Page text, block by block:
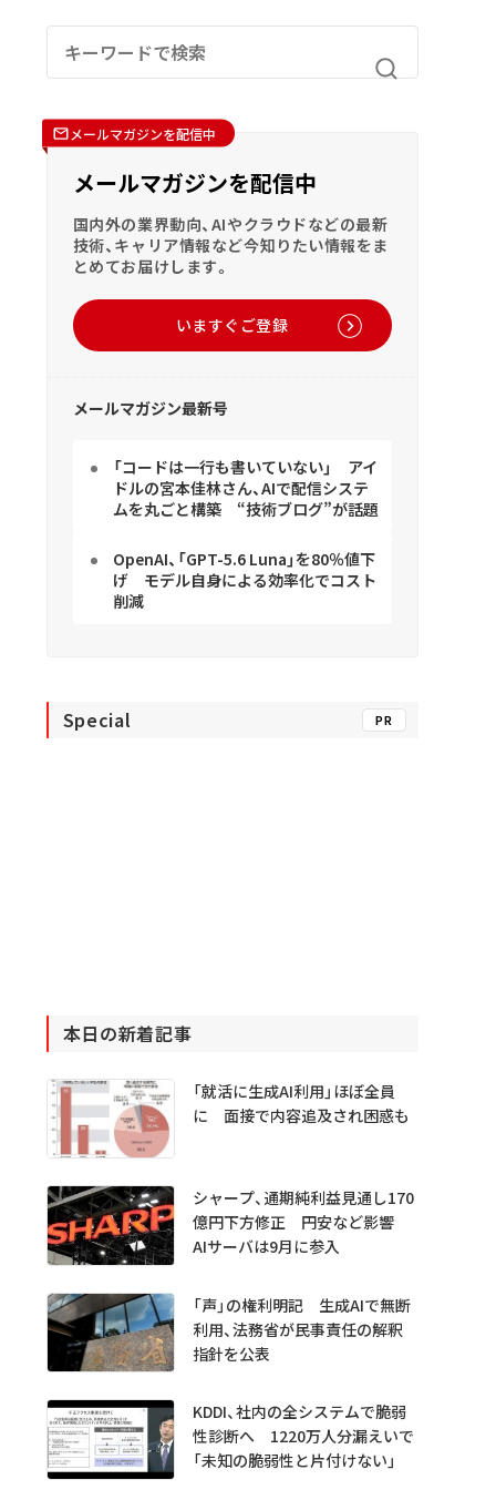
メールマガジンを配信中
メールマガジンを配信中
国内外の業界動向、AIやクラウドなどの最新
技術、キャリア情報など今知りたい情報をま
とめてお届けします。
いますぐご登録
メールマガジン最新号
「コードは一行も書いていない」 アイ
ドルの宮本佳林さん、AIで配信システ
ムを丸ごと構築 “技術ブログ”が話題
OpenAI、「GPT-5.6 Luna」を80％値下
げ モデル自身による効率化でコスト
削減
Special PR
本日の新着記事
「就活に生成AI利用」ほぼ全員
に 面接で内容追及され困惑も
シャープ、通期純利益見通し170
億円下方修正 円安など影響
AIサーバは9月に参入
「声」の権利明記 生成AIで無断
利用、法務省が民事責任の解釈
指針を公表
KDDI、社内の全システムで脆弱
性診断へ 1220万人分漏えいで
「未知の脆弱性と片付けない」